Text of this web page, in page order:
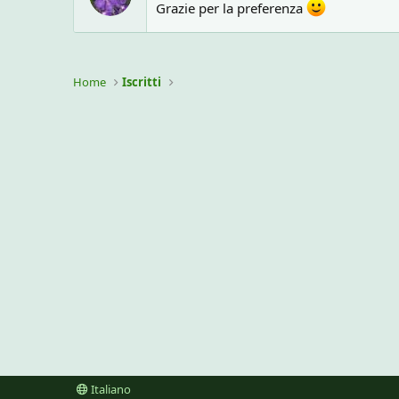
Grazie per la preferenza
Home Iscritti
Italiano